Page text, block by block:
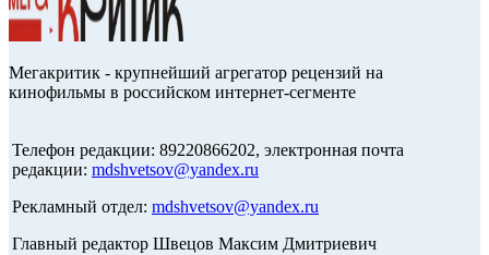
Мегакритик - крупнейший агрегатор рецензий на
кинофильмы в российском интернет-сегменте
Телефон редакции: 89220866202, электронная почта
редакции: mdshvetsov@yandex.ru
Рекламный отдел: mdshvetsov@yandex.ru
Главный редактор Швецов Максим Дмитриевич